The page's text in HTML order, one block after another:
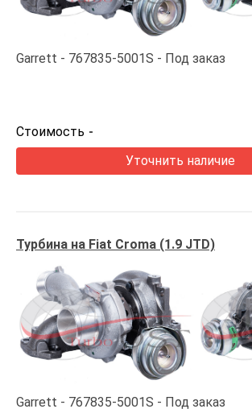
Garrett 767835-5001S Под заказ
Стоимость -
Уточнить наличие
Турбина на Fiat Croma (1.9 JTD)
Garrett 767835-5001S Под заказ